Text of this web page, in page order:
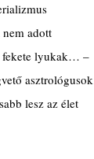
adott
fekete lyukak… –
asztrológusok
lesz az élet